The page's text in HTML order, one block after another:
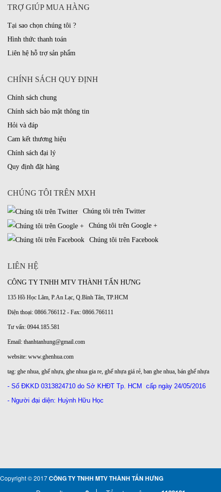
TRỢ GIÚP MUA HÀNG
Tại sao chọn chúng tôi ?
Hình thức thanh toán
Liên hệ hỗ trợ sản phẩm
CHÍNH SÁCH QUY ĐỊNH
Chính sách chung
Chính sách bảo mật thông tin
Hỏi và đáp
Cam kết thương hiệu
Chính sách đại lý
Quy định đặt hàng
CHÚNG TÔI TRÊN MXH
Chúng tôi trên Twitter
Chúng tôi trên Google +
Chúng tôi trên Facebook
LIÊN HỆ
CÔNG TY TNHH MTV THÀNH TẤN HƯNG
135 Hồ Học Lãm, P.An Lạc, Q.Bình Tân, TP.HCM
Điện thoại: 0866.766112 - Fax: 0866.766111
Tư vấn: 0944.185.581
Email: thanhtanhung@gmail.com
website: www.ghenhua.com
tag: ghe nhua, ghế nhựa, ghe nhua gia re, ghế nhựa giá rẻ, ban ghe nhua, bán ghế nhựa
- Số ĐKKD 0313824710 do Sở KHĐT Tp. HCM
cấp ngày 24/05/2016
- Người đại diện: Huỳnh Hữu Học
Copyright © 2017CÔNG TY TNHH MTV THÀNH TẤN HƯNG